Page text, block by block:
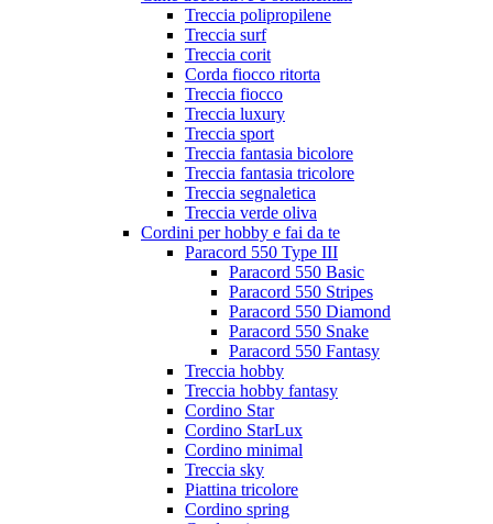
Treccia polipropilene
Treccia surf
Treccia corit
Corda fiocco ritorta
Treccia fiocco
Treccia luxury
Treccia sport
Treccia fantasia bicolore
Treccia fantasia tricolore
Treccia segnaletica
Treccia verde oliva
Cordini per hobby e fai da te
Paracord 550 Type III
Paracord 550 Basic
Paracord 550 Stripes
Paracord 550 Diamond
Paracord 550 Snake
Paracord 550 Fantasy
Treccia hobby
Treccia hobby fantasy
Cordino Star
Cordino StarLux
Cordino minimal
Treccia sky
Piattina tricolore
Cordino spring